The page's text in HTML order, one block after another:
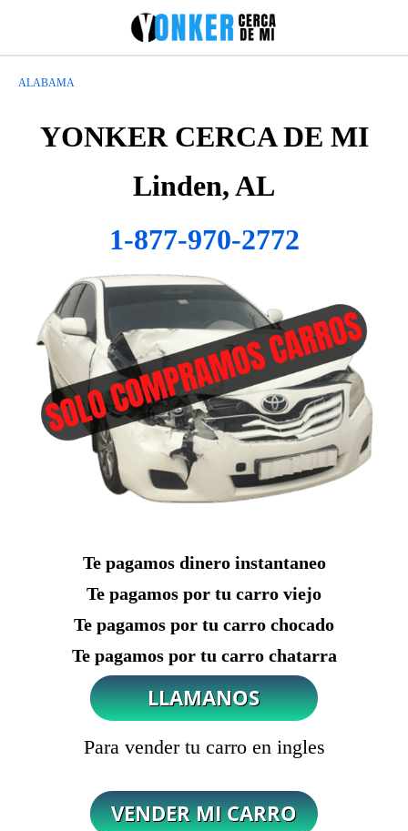
ALABAMA
YONKER CERCA DE MI
Linden, AL
1-877-970-2772
Te pagamos dinero instantaneo
Te pagamos por tu carro viejo
Te pagamos por tu carro chocado
Te pagamos por tu carro chatarra
Para vender tu carro en ingles